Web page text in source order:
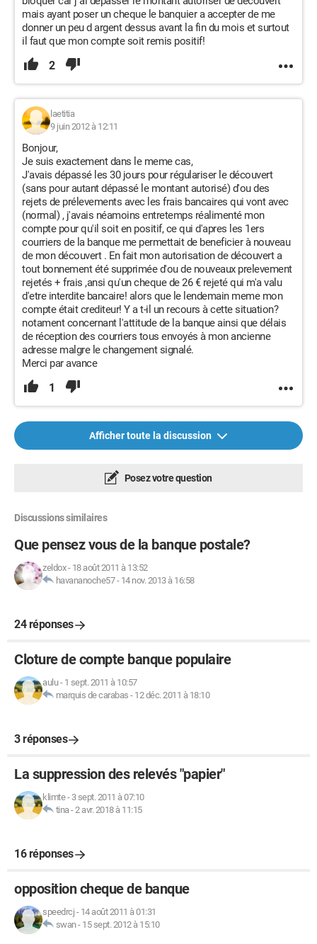
mais ayant poser un cheque le banquier a accepter de me
donner un peu d argent dessus avant la fin du mois et surtout
il faut que mon compte soit remis positif!
2
laetitia
9 juin 2012 à 12:11
Bonjour,
Je suis exactement dans le meme cas,
J'avais dépassé les 30 jours pour régulariser le découvert
(sans pour autant dépassé le montant autorisé) d'ou des
rejets de prélevements avec les frais bancaires qui vont avec
(normal) , j'avais néamoins entretemps réalimenté mon
compte pour qu'il soit en positif, ce qui d'apres les 1ers
courriers de la banque me permettait de beneficier à nouveau
de mon découvert . En fait mon autorisation de découvert a
tout bonnement été supprimée d'ou de nouveaux prelevement
rejetés + frais ,ansi qu'un cheque de 26 € rejeté qui m'a valu
d'etre interdite bancaire! alors que le lendemain meme mon
compte était crediteur! Y a t-il un recours à cette situation?
notament concernant l'attitude de la banque ainsi que délais
de réception des courriers tous envoyés à mon ancienne
adresse malgre le changement signalé.
Merci par avance
1
Afficher toute la discussion
Posez votre question
Discussions similaires
Que pensez vous de la banque postale?
zeldox- 18 août 2011 à 13:52
havananoche57- 14 nov. 2013 à 16:58
24 réponses
Cloture de compte banque populaire
aulu- 1 sept. 2011 à 10:57
marquis de carabas - 12 déc. 2011 à 18:10
3 réponses
La suppression des relevés "papier"
klimte- 3 sept. 2011 à 07:10
tina-2 avr. 2018 à 11:15
16 réponses
opposition cheque de banque
speedrcj - 14 août 2011 à 01:31
swan- 15 sept. 2012 à 15:10